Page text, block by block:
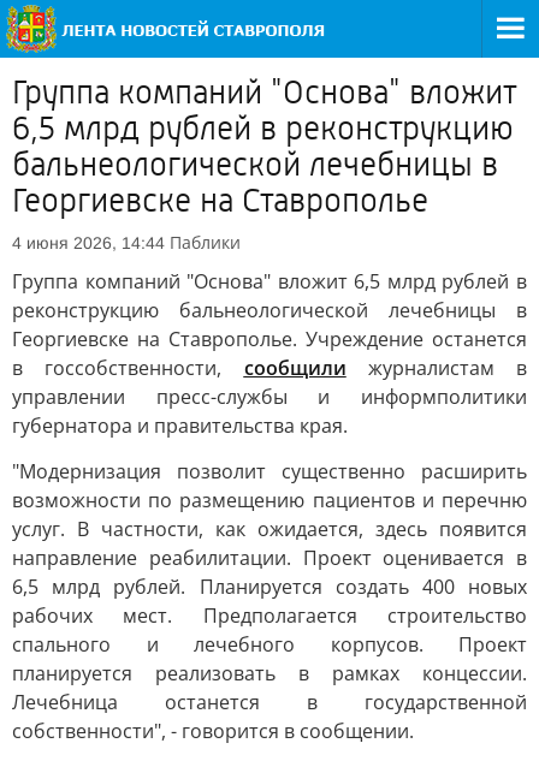
Группа компаний "Основа" вложит
6,5 млрд рублей в реконструкцию
бальнеологической лечебницы в
Георгиевске на Ставрополье
4 июня 2026, 14:44 Паблики
Группа компаний "Основа" вложит 6,5 млрд рублей в
реконструкцию бальнеологической лечебницы в
Георгиевске на Ставрополье. Учреждение останется
в госсобственности, сообщили журналистам в
управлении пресс-службы и информполитики
губернатора и правительства края.
"Модернизация позволит существенно расширить
возможности по размещению пациентов и перечню
услуг. В частности, как ожидается, здесь появится
направление реабилитации. Проект оценивается в
6,5 млрд рублей. Планируется создать 400 новых
рабочих мест. Предполагается строительство
спального и лечебного корпусов. Проект
планируется реализовать в рамках концессии.
Лечебница останется в государственной
собственности", - говорится в сообщении.